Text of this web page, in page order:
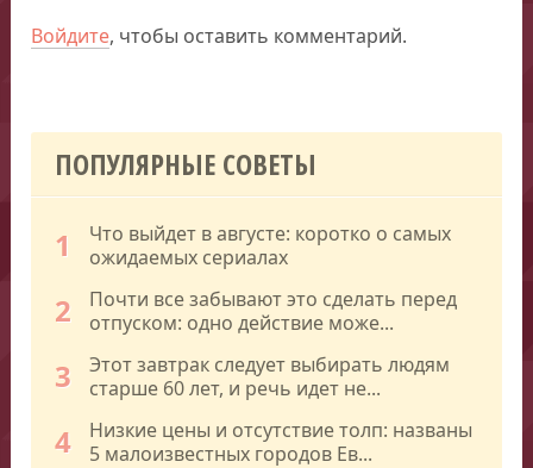
Войдите, чтобы оставить комментарий.
ПОПУЛЯРНЫЕ СОВЕТЫ
1
Что выйдет в августе: коротко о самых
ожидаемых сериалах
2
Почти все забывают это сделать перед
отпуском: одно действие може...
3
Этот завтрак следует выбирать людям
старше 60 лет, и речь идет не...
4
Низкие цены и отсутствие толп: названы
5 малоизвестных городов Ев...